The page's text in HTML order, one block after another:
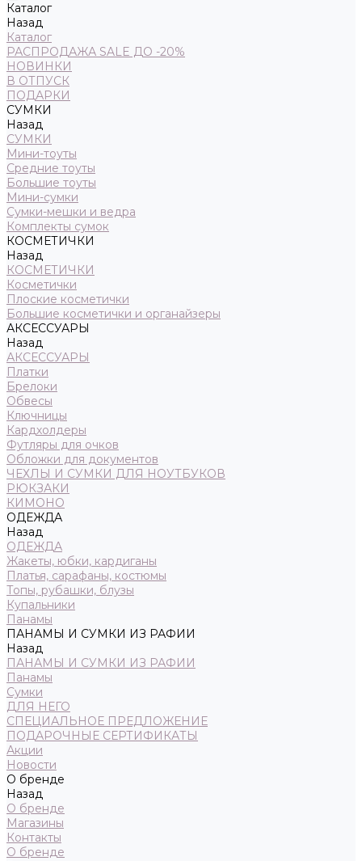
Каталог
Назад
Каталог
РАСПРОДАЖА SALE ДО -20%
НОВИНКИ
В ОТПУСК
ПОДАРКИ
СУМКИ
Назад
СУМКИ
Мини-тоуты
Средние тоуты
Большие тоуты
Мини-сумки
Сумки-мешки и ведра
Комплекты сумок
КОСМЕТИЧКИ
Назад
КОСМЕТИЧКИ
Косметички
Плоские косметички
Большие косметички и органайзеры
АКСЕССУАРЫ
Назад
АКСЕССУАРЫ
Платки
Брелоки
Обвесы
Ключницы
Кардхолдеры
Футляры для очков
Обложки для документов
ЧЕХЛЫ И СУМКИ ДЛЯ НОУТБУКОВ
РЮКЗАКИ
КИМОНО
ОДЕЖДА
Назад
ОДЕЖДА
Жакеты, юбки, кардиганы
Платья, сарафаны, костюмы
Топы, рубашки, блузы
Купальники
Панамы
ПАНАМЫ И СУМКИ ИЗ РАФИИ
Назад
ПАНАМЫ И СУМКИ ИЗ РАФИИ
Панамы
Сумки
ДЛЯ НЕГО
СПЕЦИАЛЬНОЕ ПРЕДЛОЖЕНИЕ
ПОДАРОЧНЫЕ СЕРТИФИКАТЫ
Акции
Новости
О бренде
Назад
О бренде
Магазины
Контакты
О бренде